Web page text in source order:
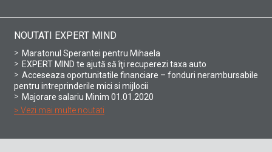
NOUTATI EXPERT MIND
Maratonul Sperantei pentru Mihaela
EXPERT MIND te ajută să îţi recuperezi taxa auto
Acceseaza oportunitatile financiare – fonduri nerambursabile
pentru intreprinderile mici si mijlocii
Majorare salariu Minim 01.01.2020
> Vezi mai multe noutati